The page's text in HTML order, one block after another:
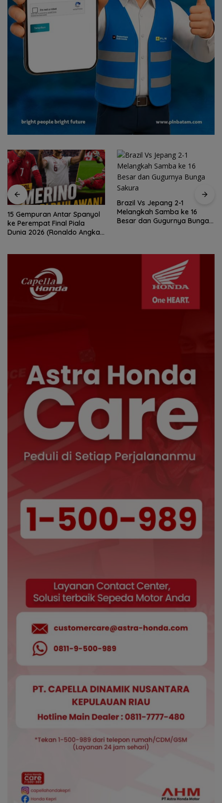
Brazil Vs Jepang 2-1
Melangkah Samba ke 16
Besar dan Gugurnya Bunga
Sakura
Konjen RI Johor Dukung
Family Rally Wisata dan